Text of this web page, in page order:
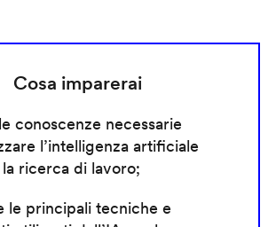
Cosa imparerai
conoscenze necessarie
l’intelligenza artificiale
ricerca di lavoro;
le principali tecniche e